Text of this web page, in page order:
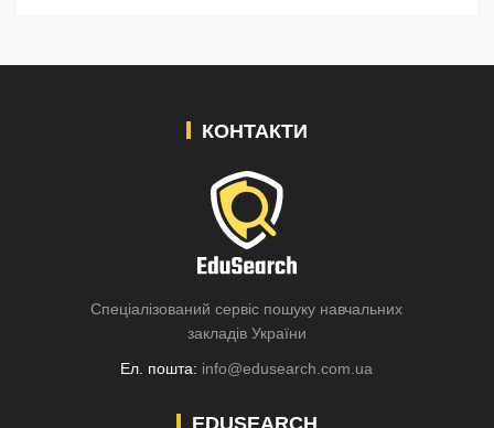
КОНТАКТИ
Спеціалізований сервіс пошуку навчальних
закладів України
Ел. пошта: info@edusearch.com.ua